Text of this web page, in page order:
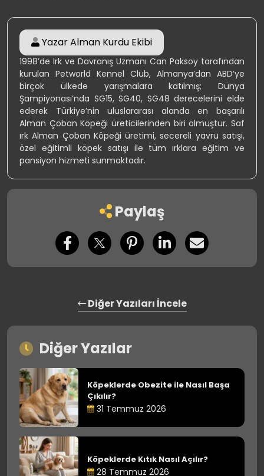
YazarAlman Kurdu Ekibi
1998’de Irk ve Davranış Uzmanı Can Paksoy tarafından
kurulan Petworld Kennel Club, Almanya’dan ABD’ye
birçok ülkede yarışmalara katılmış; Dünya
Şampiyonası’nda SG15, SG40, SG48 derecelerini elde
ederek Türkiye’nin uluslararası alanda en başarılı
Alman Çoban Köpeği üreticilerinden biri olmuştur. Saf
ırk Alman Çoban Köpeği üretimi, secereli yavru satışı,
özel eğitimli köpek satışı ile tüm ırklara eğitim ve
pansiyon hizmeti sunmaktadır.
Paylaş
Diğer Yazıları İncele
Diğer Yazılar
Köpeklerde Obezite ile Nasıl Başa
Çıkılır?
31 Temmuz 2026
Köpeklerde Kıtık Nasıl Açılır?
28 Temmuz 2026